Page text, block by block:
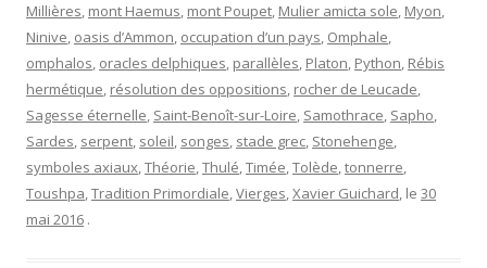
Millières, mont Haemus, mont Poupet, Mulier amicta sole, Myon,
Ninive, oasis d’Ammon, occupation d’un pays, Omphale,
omphalos, oracles delphiques, parallèles, Platon, Python, Rébis
hermétique, résolution des oppositions, rocher de Leucade,
Sagesse éternelle, Saint-Benoît-sur-Loire, Samothrace, Sapho,
Sardes, serpent, soleil, songes, stade grec, Stonehenge,
symboles axiaux,Théorie,Thulé,Timée,Tolède,tonnerre,
Toushpa,Tradition Primordiale,Vierges,Xavier Guichard, le 30
mai 2016 .